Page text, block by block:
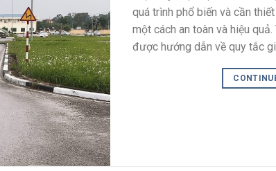
quá trình phổ biến và cần
một cách an toàn và hiệu
được hướng dẫn về quy tắc